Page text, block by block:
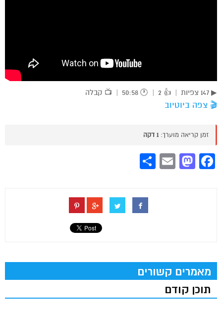
▶ 147 צפיות |
👍 2
|
🕐 50:58
| 📺 קבלה
🎬 צפה ביוטיוב
זמן קריאה מוערך: 1 דקה
Facebook
Mastodon
Email
מאמרים קשורים
תוכן קודם